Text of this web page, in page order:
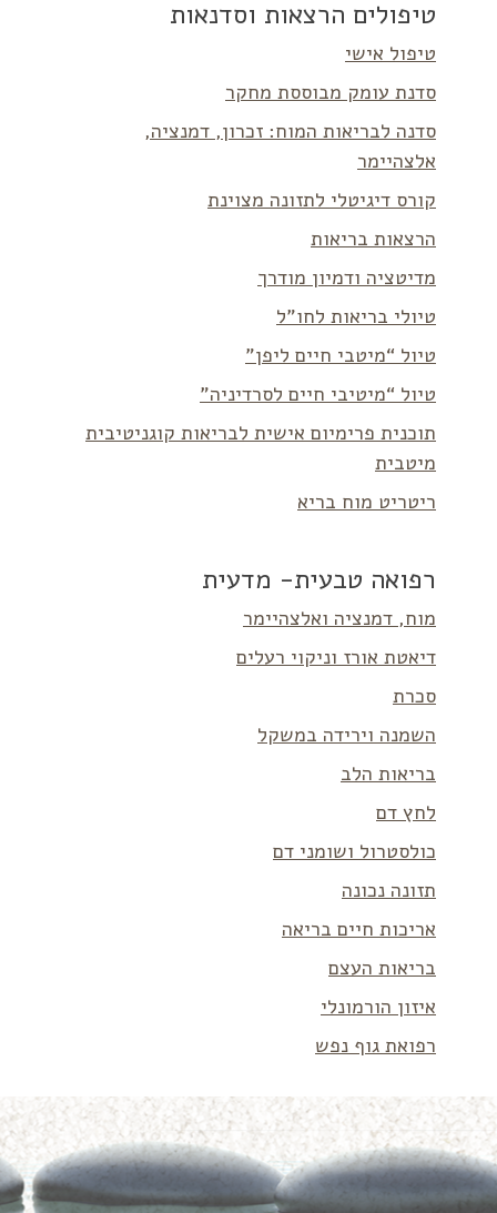
טיפולים הרצאות וסדנאות
טיפול אישי
סדנת עומק מבוססת מחקר
סדנה לבריאות המוח: זכרון, דמנציה,
אלצהיימר
קורס דיגיטלי לתזונה מצוינת
הרצאות בריאות
מדיטציה ודמיון מודרך
טיולי בריאות לחו”ל
טיול “מיטבי חיים ליפן”
טיול “מיטיבי חיים לסרדיניה”
תוכנית פרימיום אישית לבריאות קוגניטיבית
מיטבית
ריטריט מוח בריא
רפואה טבעית- מדעית
מוח, דמנציה ואלצהיימר
דיאטת אורז וניקוי רעלים
סכרת
השמנה וירידה במשקל
בריאות הלב
לחץ דם
כולסטרול ושומני דם
תזונה נכונה
אריכות חיים בריאה
בריאות העצם
איזון הורמונלי
רפואת גוף נפש